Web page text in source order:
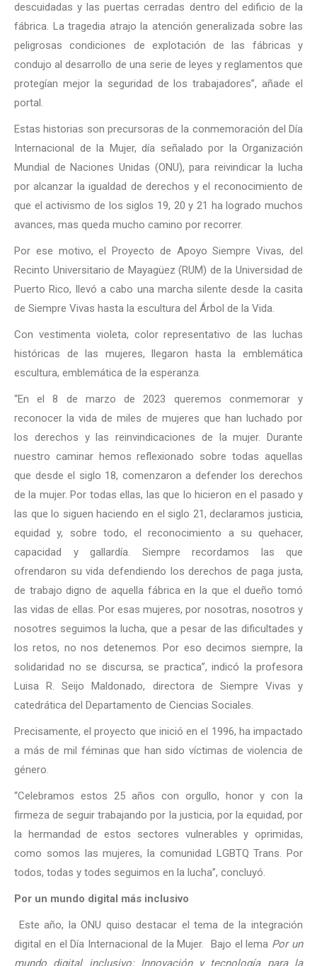
descuidadas y las puertas cerradas dentro del edificio de la
fábrica. La tragedia atrajo la atención generalizada sobre las
peligrosas condiciones de explotación de las fábricas y
condujo al desarrollo de una serie de leyes y reglamentos que
protegían mejor la seguridad de los trabajadores”, añade el
portal.
Estas historias son precursoras de la conmemoración del Día
Internacional de la Mujer, día señalado por la Organización
Mundial de Naciones Unidas (ONU), para reivindicar la lucha
por alcanzar la igualdad de derechos y el reconocimiento de
que el activismo de los siglos 19, 20 y 21 ha logrado muchos
avances, mas queda mucho camino por recorrer.
Por ese motivo, el Proyecto de Apoyo Siempre Vivas, del
Recinto Universitario de Mayagüez (RUM) de la Universidad de
Puerto Rico, llevó a cabo una marcha silente desde la casita
de Siempre Vivas hasta la escultura del Árbol de la Vida.
Con vestimenta violeta, color representativo de las luchas
históricas de las mujeres, llegaron hasta la emblemática
escultura, emblemática de la esperanza.
“En el 8 de marzo de 2023 queremos conmemorar y
reconocer la vida de miles de mujeres que han luchado por
los derechos y las reinvindicaciones de la mujer. Durante
nuestro caminar hemos reflexionado sobre todas aquellas
que desde el siglo 18, comenzaron a defender los derechos
de la mujer. Por todas ellas, las que lo hicieron en el pasado y
las que lo siguen haciendo en el siglo 21, declaramos justicia,
equidad y, sobre todo, el reconocimiento a su quehacer,
capacidad y gallardía. Siempre recordamos las que
ofrendaron su vida defendiendo los derechos de paga justa,
de trabajo digno de aquella fábrica en la que el dueño tomó
las vidas de ellas. Por esas mujeres, por nosotras, nosotros y
nosotres seguimos la lucha, que a pesar de las dificultades y
los retos, no nos detenemos. Por eso decimos siempre, la
solidaridad no se discursa, se practica”, indicó la profesora
Luisa R. Seijo Maldonado, directora de Siempre Vivas y
catedrática del Departamento de Ciencias Sociales.
Precisamente, el proyecto que inició en el 1996, ha impactado
a más de mil féminas que han sido víctimas de violencia de
género.
“Celebramos estos 25 años con orgullo, honor y con la
firmeza de seguir trabajando por la justicia, por la equidad, por
la hermandad de estos sectores vulnerables y oprimidas,
como somos las mujeres, la comunidad LGBTQ Trans. Por
todos, todas y todes seguimos en la lucha”, concluyó.
Por un mundo digital más inclusivo
Este año, la ONU quiso destacar el tema de la integración
digital en el Día Internacional de la Mujer. Bajo el lema Por un
mundo digital inclusivo: Innovación y tecnología para la